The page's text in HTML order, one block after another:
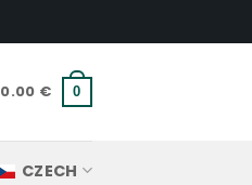
0.00 € 0
CZECH